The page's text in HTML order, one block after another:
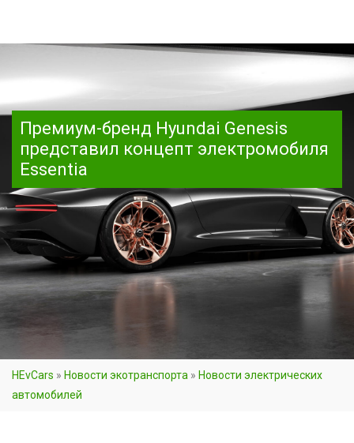
Премиум-бренд Hyundai Genesis
представил концепт электромобиля
Essentia
HEvCars » Новости экотранспорта » Новости электрических
автомобилей